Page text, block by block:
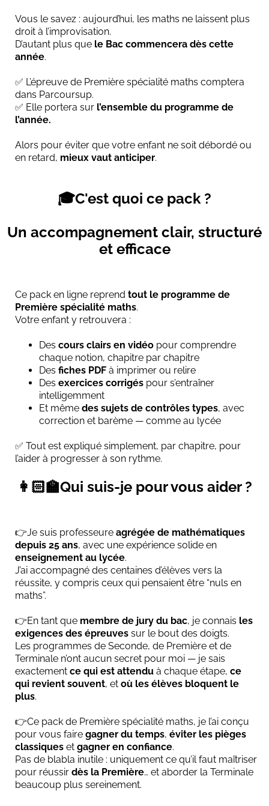
Vous le savez : aujourd’hui, les maths ne laissent plus
droit à l’improvisation.
D’autant plus que le Bac commencera dès cette
année.
✅ L’épreuve de Première spécialité maths comptera
dans Parcoursup.
✅ Elle portera sur l’ensemble du programme de
l’année.
Alors pour éviter que votre enfant ne soit débordé ou
en retard, mieux vaut anticiper.
🎓C'est quoi ce pack ?
Un accompagnement clair, structuré
et efficace
Ce pack en ligne reprend tout le programme de
Première spécialité maths.
Votre enfant y retrouvera :
Des cours clairs en vidéo pour comprendre
chaque notion, chapitre par chapitre
Des fiches PDF à imprimer ou relire
Des exercices corrigés pour s’entraîner
intelligemment
Et même des sujets de contrôles types, avec
correction et barème — comme au lycée
✅ Tout est expliqué simplement, par chapitre, pour
l’aider à progresser à son rythme.
👩🏻‍🏫Qui suis-je pour vous aider ?
👉Je suis professeure agrégée de mathématiques
depuis 25 ans, avec une expérience solide en
enseignement au lycée.
J’ai accompagné des centaines d’élèves vers la
réussite, y compris ceux qui pensaient être “nuls en
maths”.
👉En tant que membre de jury du bac, je connais les
exigences des épreuves sur le bout des doigts.
Les programmes de Seconde, de Première et de
Terminale n’ont aucun secret pour moi — je sais
exactement ce qui est attendu à chaque étape, ce
qui revient souvent, et où les élèves bloquent le
plus.
👉Ce pack de Première spécialité maths, je l’ai conçu
pour vous faire gagner du temps, éviter les pièges
classiques et gagner en confiance.
Pas de blabla inutile : uniquement ce qu’il faut maîtriser
pour réussir dès la Première… et aborder la Terminale
beaucoup plus sereinement.